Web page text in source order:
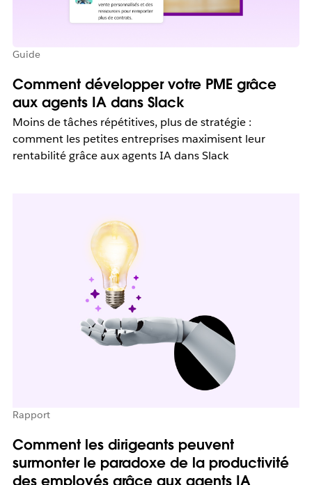
Guide
Comment développer votre PME grâce
aux agents IA dans Slack
Moins de tâches répétitives, plus de stratégie :
comment les petites entreprises maximisent leur
rentabilité grâce aux agents IA dans Slack
Rapport
Comment les dirigeants peuvent
surmonter le paradoxe de la productivité
des employés grâce aux agents IA